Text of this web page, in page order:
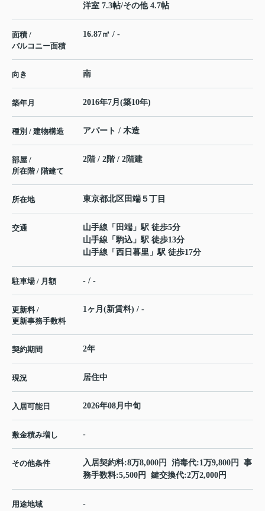
洋室 7.3帖/その他 4.7帖
面積 /
バルコニー面積
16.87㎡ / -
向き 南
築年月 2016年7月(築10年)
種別 / 建物構造 アパート / 木造
部屋 /
所在階 / 階建て
2階 / 2階 / 2階建
所在地 東京都北区 田端 ５丁目
交通 山手線 「 田端 」駅 徒歩5分
山手線 「 駒込 」駅 徒歩13分
山手線 「 西日暮里 」駅 徒歩17分
駐車場 / 月額 - / -
更新料 /
更新事務手数料
1ヶ月(新賃料) / -
契約期間 2年
現況 居住中
入居可能日 2026年08月中旬
敷金積み増し -
その他条件
入居契約料:8万8,000円 消毒代:1万9,800円 事
務手数料:5,500円 鍵交換代:2万2,000円
用途地域 -